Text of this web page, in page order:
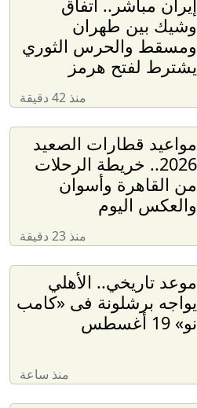
إيران مباشر.. اتفاق
وشيك بين طهران
ومسقط والحرس الثوري
يشترط لفتح هرمز
منذ 42 دقيقة
مواعيد قطارات الصعيد
2026.. خريطة الرحلات
من القاهرة وأسوان
والعكس اليوم
منذ 23 دقيقة
موعد تاريخي.. الأهلي
يواجه برشلونة فى «كامب
نو» 19 أغسطس
منذ ساعة